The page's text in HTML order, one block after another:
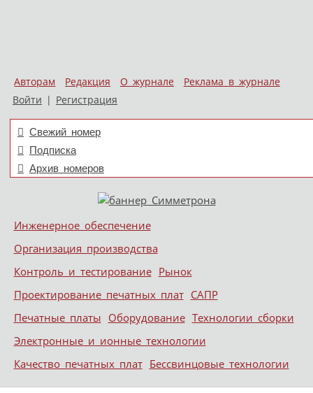
Авторам Редакция О журнале
Реклама в журнале
Войти | Регистрация
Свежий номер
Подписка
Архив номеров
Меню
Skip to content
Инженерное обеспечение
Организация производства
Контроль и тестирование Рынок
Проектирование печатных плат САПР
Печатные платы Оборудование Технологии сборки
Электронные и ионные технологии
Качество печатных плат Бессвинцовые технологии